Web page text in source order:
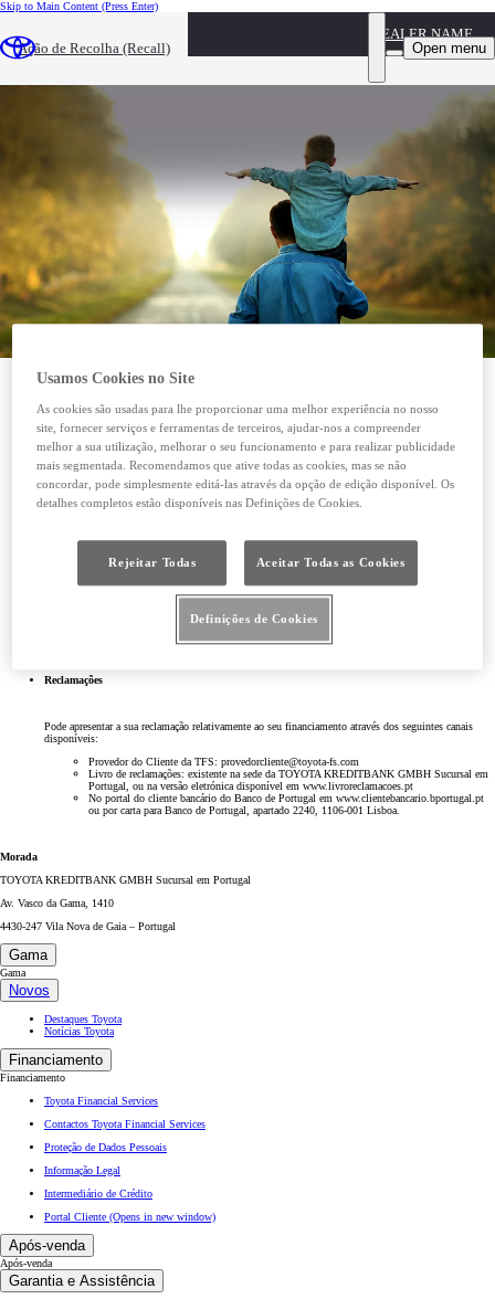
Skip to Main Content (Press Enter)
Ação de Recolha (Recall)
DEALER NAME
Open menu
Toyota Financial Services
Serviço Cliente
Email:
servicocliente@toyota-fs.com
Telf:223 263 080 (dias úteis das 09h às 19h – Chamada para rede fixa nacional)
Para garantir a sua identificação e o correto tratamento da sua chamada tenha consigo o seu NIF ou
matrícula da viatura.
recuperacaocredito@toyota-fs.com
223 263 080 (dias úteis das 09h às 19h – Chamada para rede fixa nacional)
Para garantir a sua identificação e o correto tratamento da sua chamada tenha consigo o seu NIF ou
Reclamações
Pode apresentar a sua reclamação relativamente ao seu financiamento através dos seguintes canais
disponíveis:
Provedor do Cliente da TFS: provedorcliente@toyota-fs.com
Livro de reclamações: existente na sede da TOYOTA KREDITBANK GMBH Sucursal em
Portugal, ou na versão eletrónica disponível em www.livroreclamacoes.pt
No portal do cliente bancário do Banco de Portugal em www.clientebancario.bportugal.pt
ou por carta para Banco de Portugal, apartado 2240, 1106-001 Lisboa.
Morada
TOYOTA KREDITBANK GMBH Sucursal em Portugal
Av. Vasco da Gama, 1410
4430-247 Vila Nova de Gaia – Portugal
Gama
Gama
Novos
Destaques Toyota
Notícias Toyota
Financiamento
Financiamento
Toyota Financial Services
Contactos Toyota Financial Services
Proteção de Dados Pessoais
Informação Legal
Intermediário de Crédito
Portal Cliente (Opens in new window)
Após-venda
Após-venda
Garantia e Assistência
Usamos Cookies no Site
As cookies são usadas para lhe proporcionar uma melhor experiência no nosso
site, fornecer serviços e ferramentas de terceiros, ajudar-nos a compreender
melhor a sua utilização, melhorar o seu funcionamento e para realizar publicidade
mais segmentada. Recomendamos que ative todas as cookies, mas se não
concordar, pode simplesmente editá-las através da opção de edição disponível. Os
detalhes completos estão disponíveis nas Definições de Cookies.
Rejeitar Todas Aceitar Todas as Cookies
Definições de Cookies